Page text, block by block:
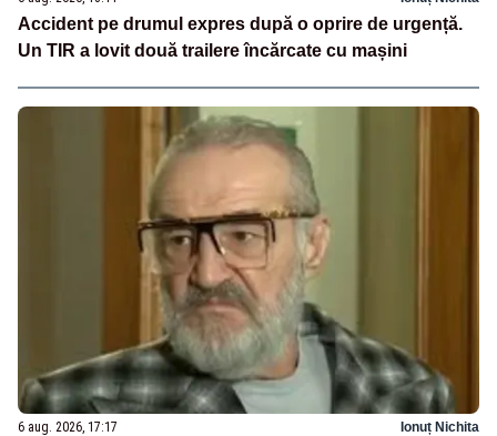
Accident pe drumul expres după o oprire de urgență.
Un TIR a lovit două trailere încărcate cu mașini
6 aug. 2026, 17:17 Ionuț Nichita